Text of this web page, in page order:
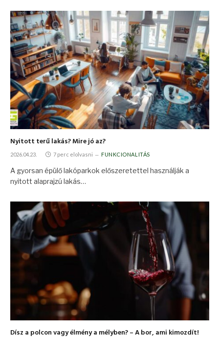
Nyitott terű lakás? Mire jó az?
2026.04.23. 7 perc elolvasni FUNKCIONALITÁS
A gyorsan épülő lakóparkok előszeretettel használják a
nyitott alaprajzú lakás…
Dísz a polcon vagy élmény a mélyben? – A bor, ami kimozdít!